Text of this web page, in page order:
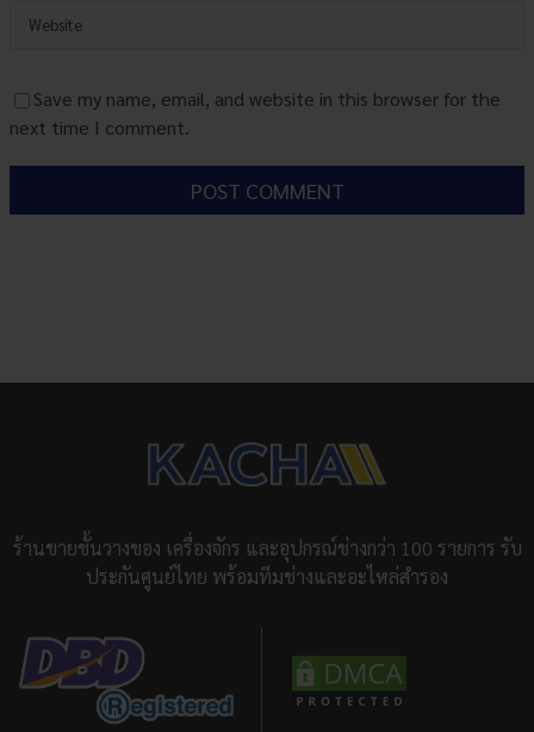
Save my name, email, and website in this browser for the
next time I comment.
ร้านขายชั้นวางของ เครื่องจักร และอุปกรณ์ช่างกว่า 100 รายการ รับ
ประกันศูนย์ไทย พร้อมทีมช่างและอะไหล่สำรอง